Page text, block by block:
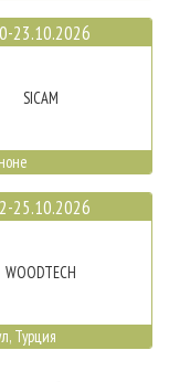
23.10.2026
SICAM
25.10.2026
WOODTECH
Турция